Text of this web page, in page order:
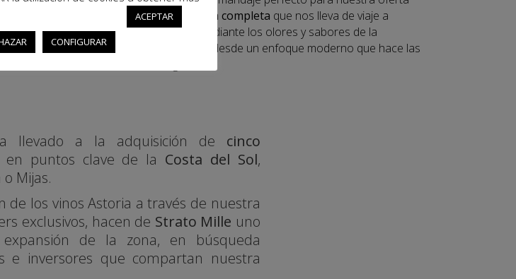
gastronómica, unaexperiencia completa que nos lleva de viaje a
través de la cultura italiana mediante los olores y sabores de la
gastronomía tradicional, pero desde un enfoque moderno que hace las
llevado a la adquisición de cinco
en puntos clave de la Costa del Sol,
o Mijas.
de los vinos Astoria a través de nuestra
exclusivos, hacen de Strato Mille uno
de la zona, en búsqueda
e inversores que compartan nuestra
ACEPTAR
CONFIGURAR